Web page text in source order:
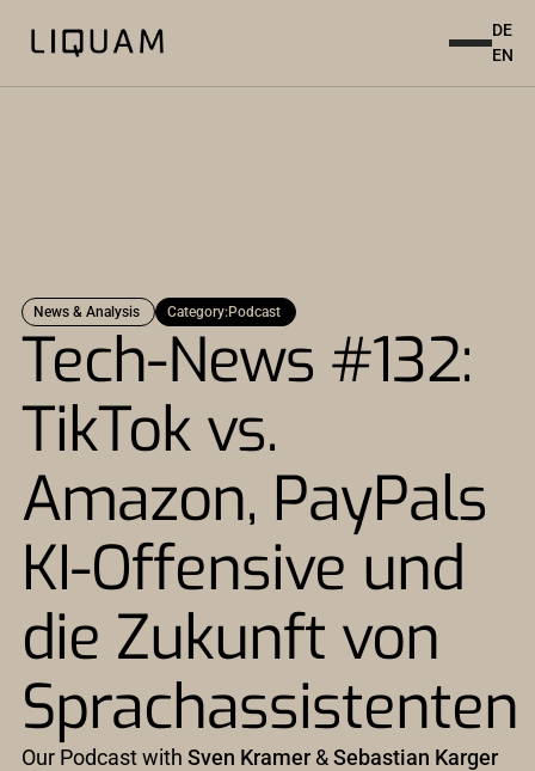
DE
EN
News & Analysis Category:Podcast
Tech-News #132:
TikTok vs.
Amazon, PayPals
KI-Offensive und
die Zukunft von
Sprachassistenten
Our Podcast with Sven Kramer &Sebastian Karger